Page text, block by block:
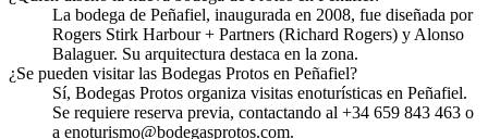
La bodega de Peñafiel, inaugurada en 2008, fue diseñada por
Rogers Stirk Harbour + Partners (Richard Rogers) y Alonso
Balaguer. Su arquitectura destaca en la zona.
¿Se pueden visitar las Bodegas Protos en Peñafiel?
Sí, Bodegas Protos organiza visitas enoturísticas en Peñafiel.
Se requiere reserva previa, contactando al +34 659 843 463 o
a enoturismo@bodegasprotos.com.